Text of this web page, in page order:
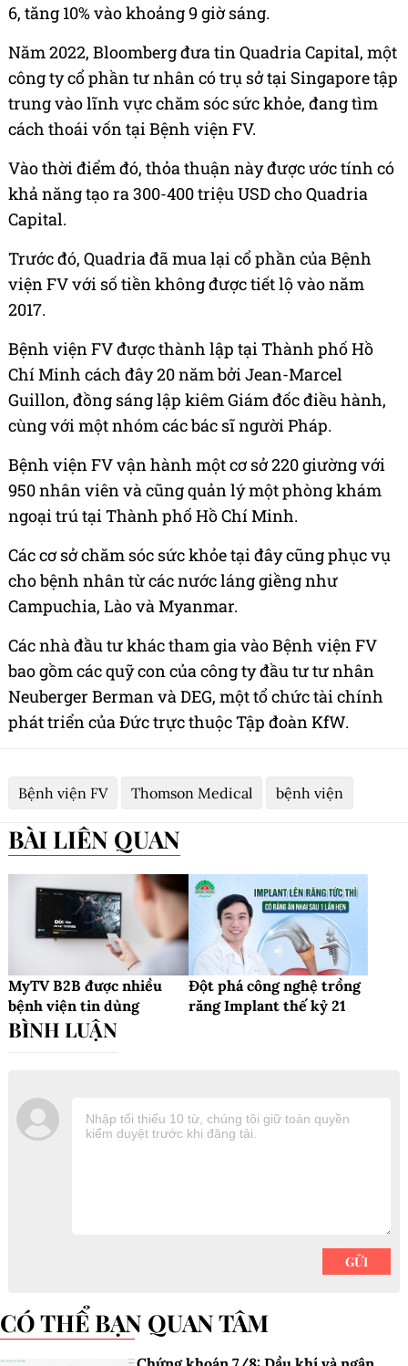
6, tăng 10% vào khoảng 9 giờ sáng.
Năm 2022, Bloomberg đưa tin Quadria Capital, một
công ty cổ phần tư nhân có trụ sở tại Singapore tập
trung vào lĩnh vực chăm sóc sức khỏe, đang tìm
cách thoái vốn tại Bệnh viện FV.
Vào thời điểm đó, thỏa thuận này được ước tính có
khả năng tạo ra 300-400 triệu USD cho Quadria
Capital.
Trước đó, Quadria đã mua lại cổ phần của Bệnh
viện FV với số tiền không được tiết lộ vào năm
2017.
Bệnh viện FV được thành lập tại Thành phố Hồ
Chí Minh cách đây 20 năm bởi Jean-Marcel
Guillon, đồng sáng lập kiêm Giám đốc điều hành,
cùng với một nhóm các bác sĩ người Pháp.
Bệnh viện FV vận hành một cơ sở 220 giường với
950 nhân viên và cũng quản lý một phòng khám
ngoại trú tại Thành phố Hồ Chí Minh.
Các cơ sở chăm sóc sức khỏe tại đây cũng phục vụ
cho bệnh nhân từ các nước láng giềng như
Campuchia, Lào và Myanmar.
Các nhà đầu tư khác tham gia vào Bệnh viện FV
bao gồm các quỹ con của công ty đầu tư tư nhân
Neuberger Berman và DEG, một tổ chức tài chính
phát triển của Đức trực thuộc Tập đoàn KfW.
Bệnh viện FV Thomson Medical bệnh viện
BÀI LIÊN QUAN
MyTV B2B được nhiều
bệnh viện tin dùng
Đột phá công nghệ trồng
răng Implant thế kỷ 21
CÓ THỂ BẠN QUAN TÂM